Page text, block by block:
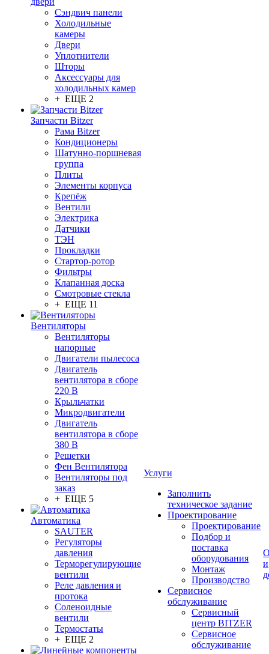
Сэндвич панели
Холодильные
камеры
Двери
Уплотнители
Шторы
Аксессуары для
холодильных камер
+ ЕЩЕ 2
Запчасти Bitzer
Рама Bitzer
Кондиционеры
Шатунно-поршневая
группа
Плиты
Элементы корпуса
Крепёж
Вентили
Электрика
Датчики
ТЭН
Прокладки
Стартор-ротор
Фильтры
Клапанная доска
Смотровые стекла
+ ЕЩЕ 11
Вентиляторы
Вентиляторы
напорные
Двигатели пылесоса
Двигатель
вентилятора в сборе
220 В
Крыльчатки
Микродвигатели
Двигатель
вентилятора в сборе
380 В
Решетки
Фен Вентилятора
Вентиляторы под
заказ
+ ЕЩЕ 5
Автоматика
SAUTER
Регуляторы
давления
Терморегулирующие
вентили
Реле давления и
протока
Соленоидные
вентили
Термостаты
+ ЕЩЕ 2
Услуги
Заполнить
техническое задание
Проектирование
Проектирование
Подбор и
поставка
оборудования
Монтаж
Производство
Сервисное
обслуживание
Сервисный
центр BITZER
Сервисное
обслуживание
и